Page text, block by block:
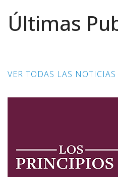
Últimas
VER TODAS LAS